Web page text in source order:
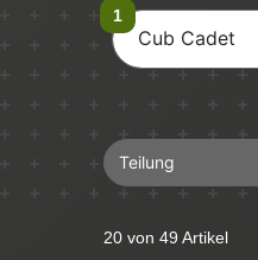
Cub Cadet
Teilung
20 von 49 Artikel